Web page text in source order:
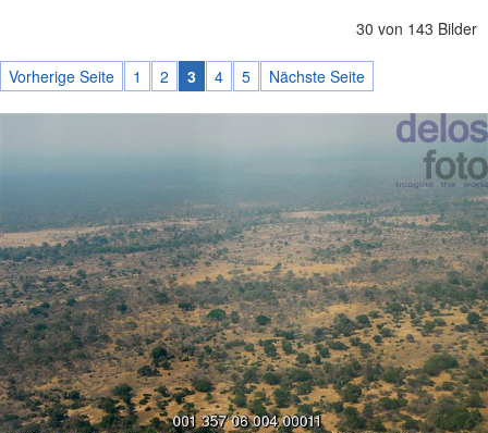
30 von 143 Bilder
Vorherige Seite 1 2 3 4 5 Nächste Seite